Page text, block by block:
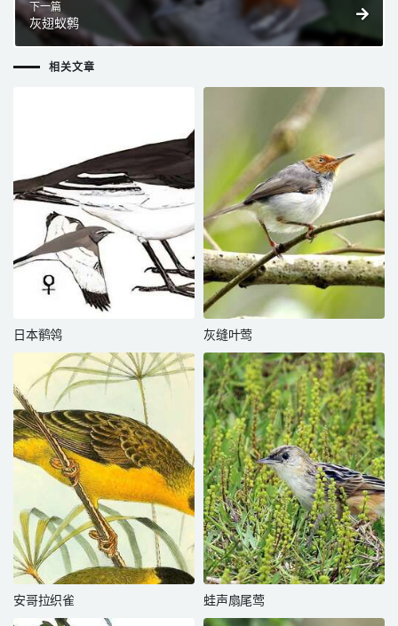
下一篇
灰翅蚁鹩
相关文章
日本鹡鸰 灰缝叶莺
安哥拉织雀 蛙声扇尾莺